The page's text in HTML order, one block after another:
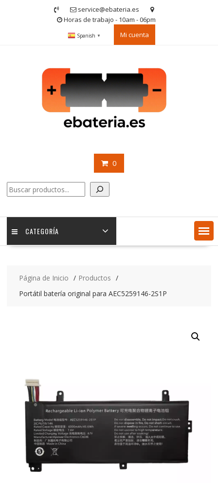
service@ebateria.es
Horas de trabajo - 10am - 06pm
Spanish ▼ Mi cuenta
0
Buscar
CATEGORÍA
Página de Inicio
Productos
Portátil batería original para AEC5259146-2S1P